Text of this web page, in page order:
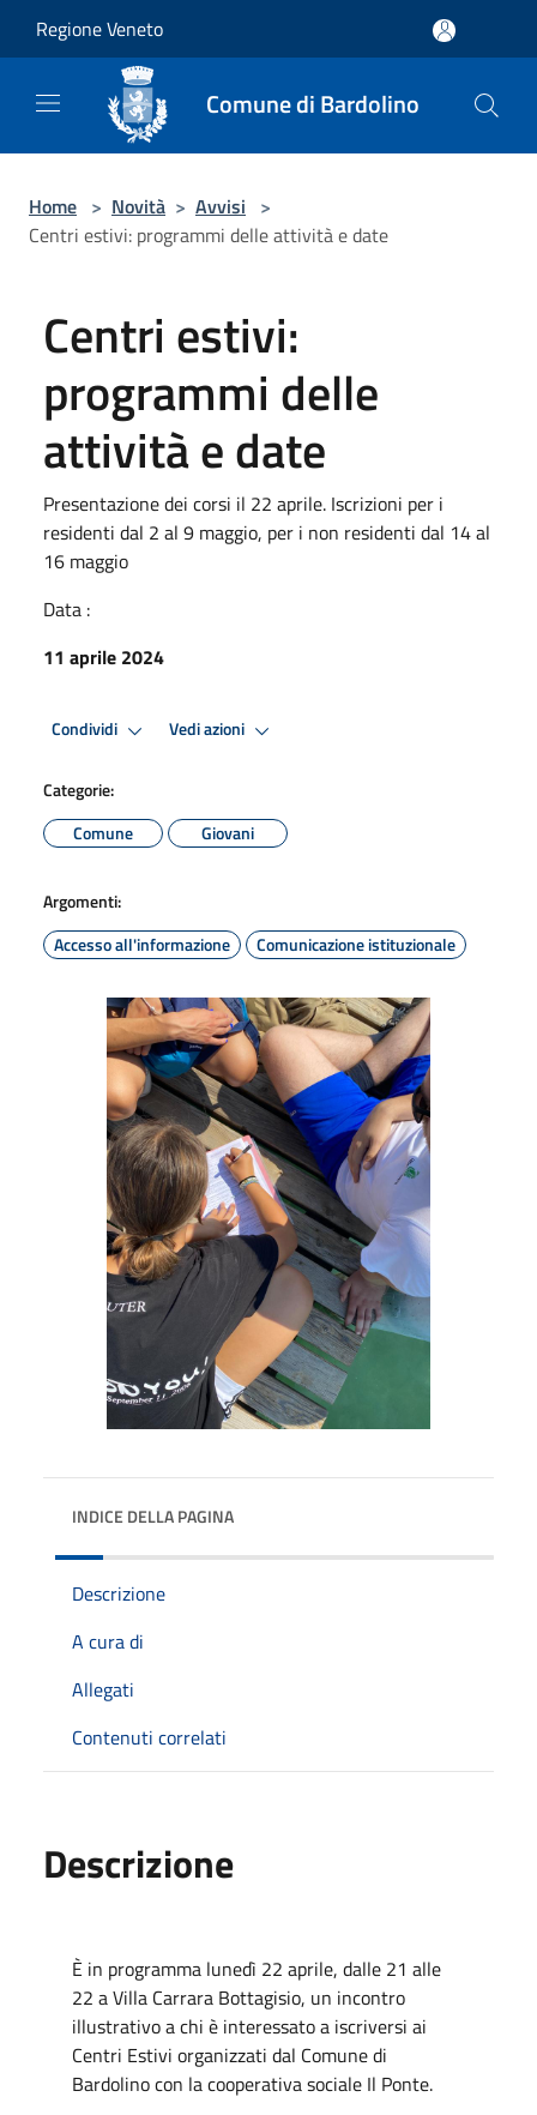
Regione Veneto
Comune di Bardolino
Home > Novità > Avvisi >
Centri estivi: programmi delle attività e date
Centri estivi:
programmi delle
attività e date
Presentazione dei corsi il 22 aprile. Iscrizioni per i
residenti dal 2 al 9 maggio, per i non residenti dal 14 al
16 maggio
Data :
11 aprile 2024
Condividi Vedi azioni
Categorie:
Comune
Giovani
Argomenti:
Accesso all'informazione
Comunicazione istituzionale
INDICE DELLA PAGINA
Descrizione
A cura di
Allegati
Contenuti correlati
Descrizione
È in programma lunedì 22 aprile, dalle 21 alle
22 a Villa Carrara Bottagisio, un incontro
illustrativo a chi è interessato a iscriversi ai
Centri Estivi organizzati dal Comune di
Bardolino con la cooperativa sociale Il Ponte.